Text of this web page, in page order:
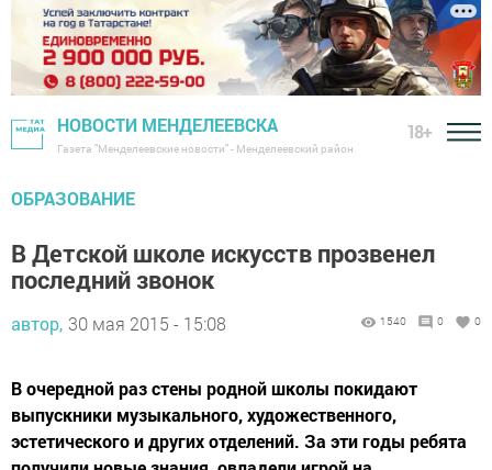
НОВОСТИ МЕНДЕЛЕЕВСКА
Газета "Менделеевские новости" - Менделеевский район
18+
ОБРАЗОВАНИЕ
В Детской школе искусств прозвенел
последний звонок
автор, 30 мая 2015 - 15:08 1540 0 0
В очередной раз стены родной школы покидают
выпускники музыкального, художественного,
эстетического и других отделений. За эти годы ребята